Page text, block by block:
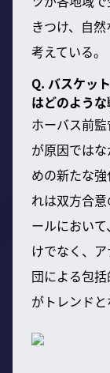
きつけ、自
考えている。
Q. バスケッ
はどのよう
ホーバス前
が原因では
めの新たな
れは双方合
ールにおい
けでなく、
団による包括
がトレンドと